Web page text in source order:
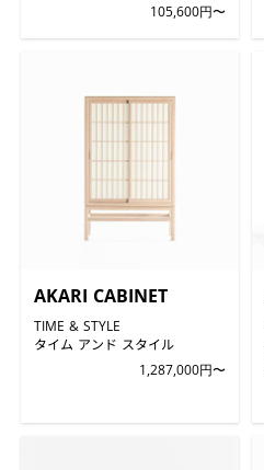
105,600円〜
AKARI CABINET
TIME & STYLE
タイム アンド スタイル
1,287,000円〜